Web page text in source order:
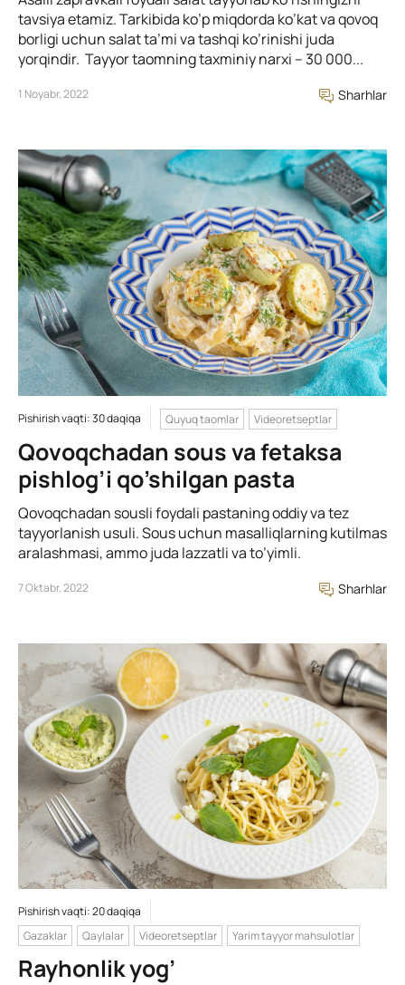
tavsiya etamiz. Tarkibida ko’p miqdorda ko’kat va qovoq
borligi uchun salat ta’mi va tashqi ko’rinishi juda
yorqindir. Tayyor taomning taxminiy narxi – 30 000...
1 Noyabr, 2022 Sharhlar
Pishirish vaqti: 30 daqiqa Quyuq taomlar Videoretseptlar
Qovoqchadan sous va fetaksa
pishlog’i qo’shilgan pasta
Qovoqchadan sousli foydali pastaning oddiy va tez
tayyorlanish usuli. Sous uchun masalliqlarning kutilmas
aralashmasi, ammo juda lazzatli va to’yimli.
7 Oktabr, 2022 Sharhlar
Pishirish vaqti: 20 daqiqa
Gazaklar
Qaylalar Videoretseptlar Yarim tayyor mahsulotlar
Rayhonlik yog’